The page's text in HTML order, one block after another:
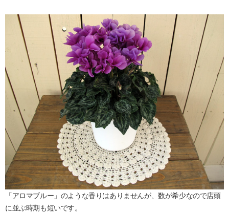
「アロマブルー」のような香りはありませんが、数が希少なので店頭
に並ぶ時期も短いです。